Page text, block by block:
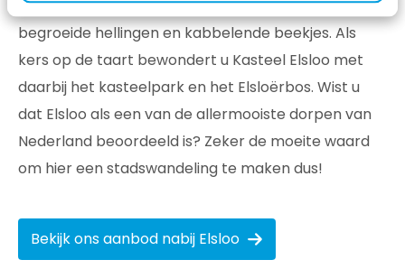
8 km langs schilderachtige Maaslandse huizen,
begroeide hellingen en kabbelende beekjes. Als
kers op de taart bewondert u Kasteel Elsloo met
daarbij het kasteelpark en het Elsloërbos. Wist u
dat Elsloo als een van de allermooiste dorpen van
Nederland beoordeeld is? Zeker de moeite waard
om hier een stadswandeling te maken dus!
Bekijk ons aanbod nabij Elsloo